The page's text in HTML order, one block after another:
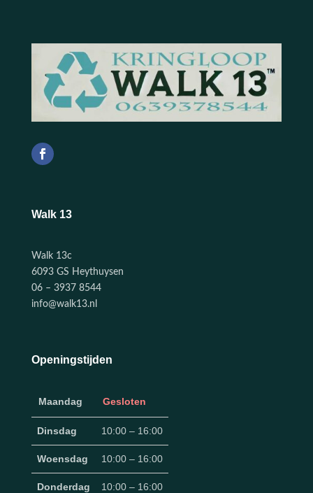
Walk 13
Walk 13c
6093 GS Heythuysen
06 – 3937 8544
info@walk13.nl
Openingstijden
Maandag Gesloten
Dinsdag 10:00 – 16:00
Woensdag 10:00 – 16:00
Donderdag 10:00 – 16:00